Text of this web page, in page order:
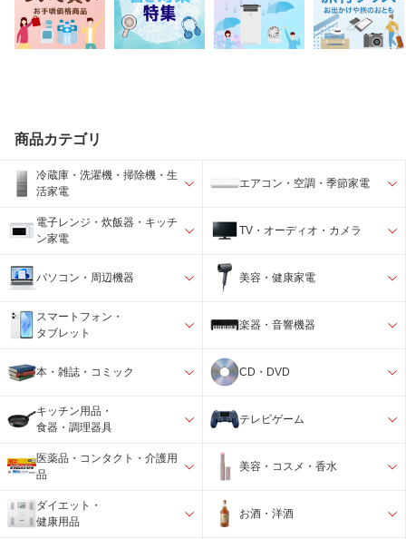
商品カテゴリ
冷蔵庫・洗濯機・掃除機・生
活家電
エアコン・空調・季節家電
電子レンジ・炊飯器・キッチ
ン家電
TV・オーディオ・カメラ
パソコン・周辺機器 美容・健康家電
スマートフォン・
タブレット
楽器・音響機器
本・雑誌・コミック CD・DVD
キッチン用品・
食器・調理器具
テレビゲーム
医薬品・コンタクト・介護用
品
美容・コスメ・香水
ダイエット・
健康用品
お酒・洋酒